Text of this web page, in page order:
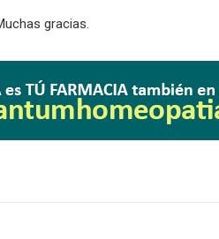
gracias.